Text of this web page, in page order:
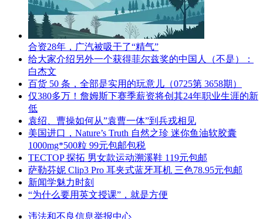
合资28年，广汽被吸干了“精气”
给大家介绍另外一个获得菲尔兹奖的中国人（不是）：
白杰文
百货 50 条，全部是实用的玩意儿（0725第 3658期）
仅380多万！詹姆斯下赛季薪资将创其24年职业生涯的新
低
袁绍、曹操如何从”袁曹一体”到兵戎相见
美国进口，Nature’s Truth 自然之珍 迷你鱼油软胶囊
1000mg*500粒 99元包邮包税
TECTOP 探拓 男女款运动溯溪鞋 119元包邮
萨勒芬妮 Clip3 Pro 耳夹式蓝牙耳机 三色78.95元包邮
新闻学魅力时刻
“为什么要用英文授课”，就是方便
违法和不良信息举报中心